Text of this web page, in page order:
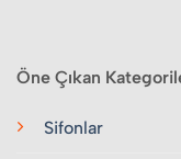
Öne Çıkan
Sifonlar